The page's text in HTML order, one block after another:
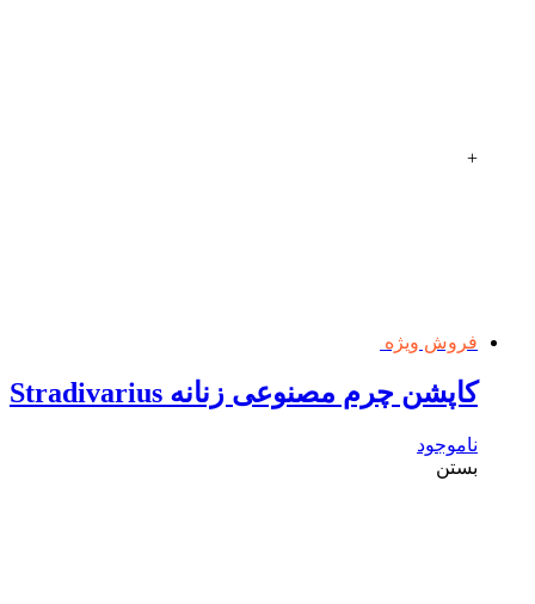
+
فروش ویژه
کاپشن چرم مصنوعی زنانه Stradivarius
ناموجود
بستن